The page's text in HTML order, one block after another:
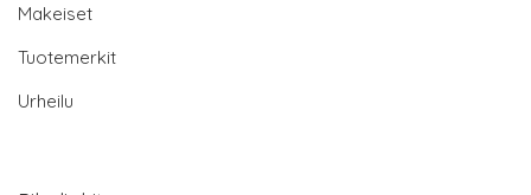
Makeiset
Tuotemerkit
Urheilu